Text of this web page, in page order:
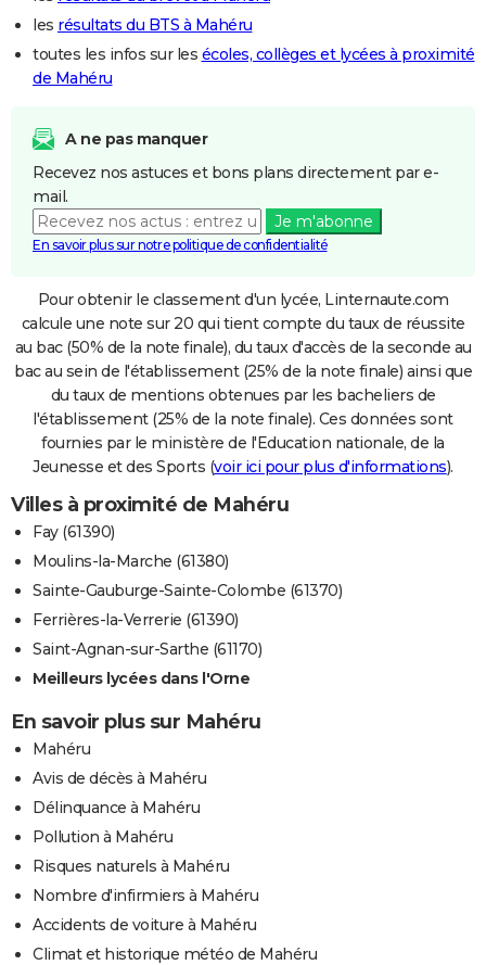
les résultats du BTS à Mahéru
toutes les infos sur les écoles, collèges et lycées à proximité
de Mahéru
A ne pas manquer
Recevez nos astuces et bons plans directement par e-
mail.
Je m'abonne
En savoir plus sur notre politique de confidentialité
Pour obtenir le classement d'un lycée, Linternaute.com
calcule une note sur 20 qui tient compte du taux de réussite
au bac (50% de la note finale), du taux d'accès de la seconde au
bac au sein de l'établissement (25% de la note finale) ainsi que
du taux de mentions obtenues par les bacheliers de
l'établissement (25% de la note finale). Ces données sont
fournies par le ministère de l'Education nationale, de la
Jeunesse et des Sports (voir ici pour plus d'informations).
Villes à proximité de Mahéru
Fay (61390)
Moulins-la-Marche (61380)
Sainte-Gauburge-Sainte-Colombe (61370)
Ferrières-la-Verrerie (61390)
Saint-Agnan-sur-Sarthe (61170)
Meilleurs lycées dans l'Orne
En savoir plus sur Mahéru
Mahéru
Avis de décès à Mahéru
Délinquance à Mahéru
Pollution à Mahéru
Risques naturels à Mahéru
Nombre d'infirmiers à Mahéru
Accidents de voiture à Mahéru
Climat et historique météo de Mahéru